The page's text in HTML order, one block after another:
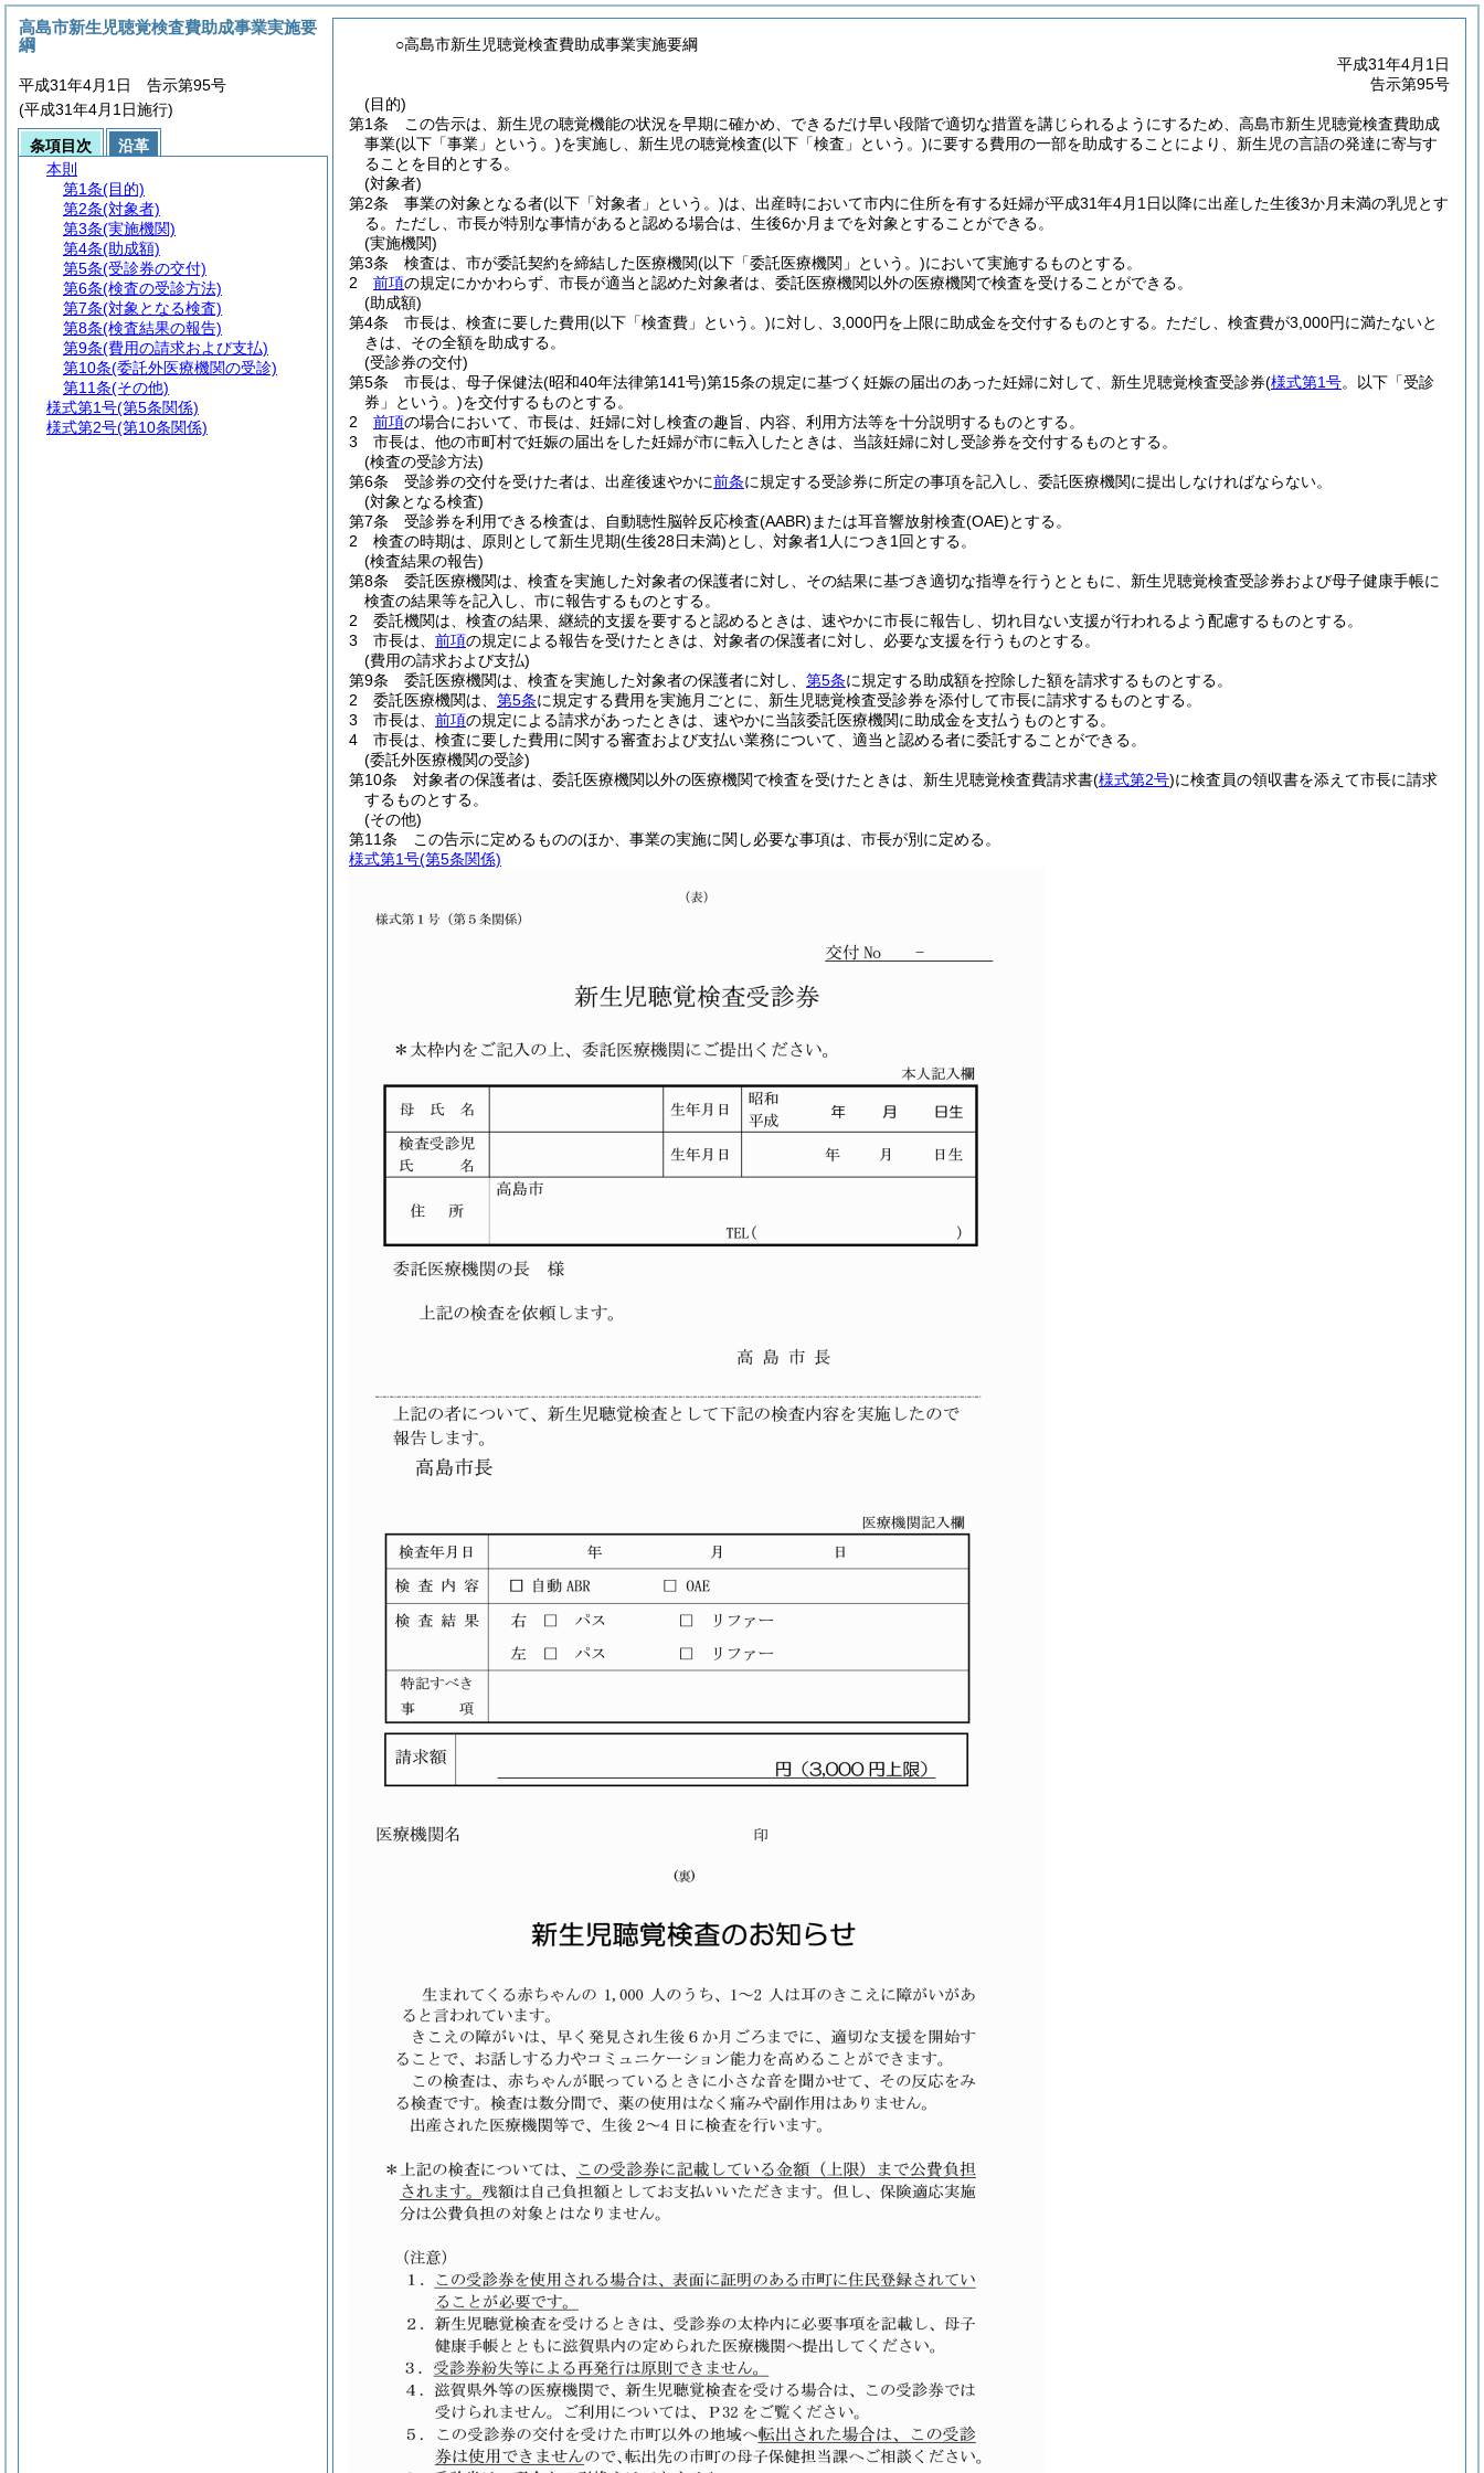
○高島市新生児聴覚検査費助成事業実施要綱
平成31年4月1日
告示第95号
(目的)
第1条
この告示は、新生児の聴覚機能の状況を早期に確かめ、できるだけ早い段階で適切な措置を講じられるようにするため、高島市新生児聴覚検査費助成
事業(以下「事業」という。)を実施し、新生児の聴覚検査(以下「検査」という。)に要する費用の一部を助成することにより、新生児の言語の発達に寄与す
ることを目的とする。
(対象者)
第2条
事業の対象となる者(以下「対象者」という。)は、出産時において市内に住所を有する妊婦が平成31年4月1日以降に出産した生後3か月未満の乳児とす
る。 ただし、市長が特別な事情があると認める場合は、生後6か月までを対象とすることができる。
(実施機関)
第3条
検査は、市が委託契約を締結した医療機関(以下「委託医療機関」という。)において実施するものとする。
2
前項の規定にかかわらず、市長が適当と認めた対象者は、委託医療機関以外の医療機関で検査を受けることができる。
(助成額)
第4条
市長は、検査に要した費用(以下「検査費」という。)に対し、3,000円を上限に助成金を交付するものとする。 ただし、検査費が3,000円に満たないと
きは、その全額を助成する。
(受診券の交付)
第5条
市長は、母子保健法(昭和40年法律第141号)第15条の規定に基づく妊娠の届出のあった妊婦に対して、新生児聴覚検査受診券(様式第1号。以下「受診
券」という。)を交付するものとする。
2
前項の場合において、市長は、妊婦に対し検査の趣旨、内容、利用方法等を十分説明するものとする。
3
市長は、他の市町村で妊娠の届出をした妊婦が市に転入したときは、当該妊婦に対し受診券を交付するものとする。
(検査の受診方法)
第6条
受診券の交付を受けた者は、出産後速やかに前条に規定する受診券に所定の事項を記入し、委託医療機関に提出しなければならない。
(対象となる検査)
第7条
受診券を利用できる検査は、自動聴性脳幹反応検査(AABR) または耳音響放射検査(OAE)とする。
2
検査の時期は、原則として新生児期(生後28日未満)とし、対象者1人につき1回とする。
(検査結果の報告)
第8条
委託医療機関は、検査を実施した対象者の保護者に対し、その結果に基づき適切な指導を行うとともに、新生児聴覚検査受診券および母子健康手帳に
検査の結果等を記入し、市に報告するものとする。
2
委託機関は、検査の結果、継続的支援を要すると認めるときは、速やかに市長に報告し、切れ目ない支援が行われるよう配慮するものとする。
3
市長は、 前項の規定による報告を受けたときは、対象者の保護者に対し、必要な支援を行うものとする。
(費用の請求および支払)
第9条
委託医療機関は、検査を実施した対象者の保護者に対し、 第5条に規定する助成額を控除した額を請求するものとする。
2
委託医療機関は、 第5条に規定する費用を実施月ごとに、新生児聴覚検査受診券を添付して市長に請求するものとする。
3
市長は、 前項の規定による請求があったときは、速やかに当該委託医療機関に助成金を支払うものとする。
4
市長は、検査に要した費用に関する審査および支払い業務について、適当と認める者に委託することができる。
(委託外医療機関の受診)
第10条
対象者の保護者は、委託医療機関以外の医療機関で検査を受けたときは、新生児聴覚検査費請求書(様式第2号)に検査員の領収書を添えて市長に請求
するものとする。
(その他)
第11条
この告示に定めるもののほか、事業の実施に関し必要な事項は、市長が別に定める。
様式第1号(第5条関係)
高島市新生児聴覚検査費助成事業実施要
綱
平成31年4月1日 告示第95号
(平成31年4月1日施行)
条項目次
沿革
本則
第1条(目的)
第2条(対象者)
第3条(実施機関)
第4条(助成額)
第5条(受診券の交付)
第6条(検査の受診方法)
第7条(対象となる検査)
第8条(検査結果の報告)
第9条(費用の請求および支払)
第10条(委託外医療機関の受診)
第11条(その他)
様式第1号(第5条関係)
様式第2号(第10条関係)